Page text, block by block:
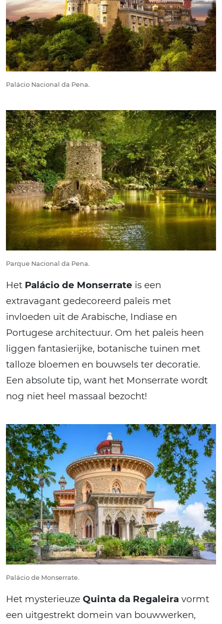
Palácio Nacional da Pena.
Parque Nacional da Pena.
Het Palácio de Monserrate is een
extravagant gedecoreerd paleis met
invloeden uit de Arabische, Indiase en
Portugese architectuur. Om het paleis heen
liggen fantasierijke, botanische tuinen met
talloze bloemen en bouwsels ter decoratie.
Een absolute tip, want het Monserrate wordt
nog niet heel massaal bezocht!
Palácio de Monserrate.
Het mysterieuze Quinta da Regaleira vormt
een uitgestrekt domein van bouwwerken,